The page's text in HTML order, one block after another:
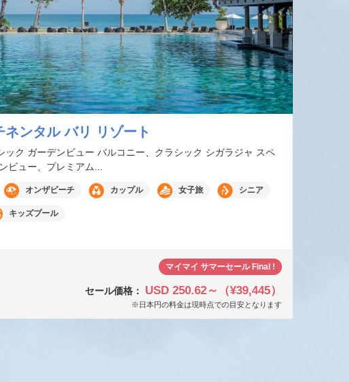
ネンタル バリ リゾート
ック ガーデンビュー バルコニー、クラシック シガラジャ スペ
ビュー、プレミアム...
オンザビーチ カップル 女子旅 シニア
キッズプール
マイマイ サマーセール Final !
セール価格： USD 250.62～（¥39,445）
※日本円の料金は現時点での目安となります